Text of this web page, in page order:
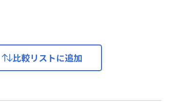
比較リストに追加